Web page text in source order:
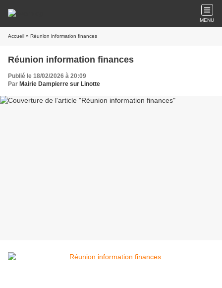
MENU
Accueil » Réunion information finances
Réunion information finances
Publié le 18/02/2026 à 20:09
Par Mairie Dampierre sur Linotte